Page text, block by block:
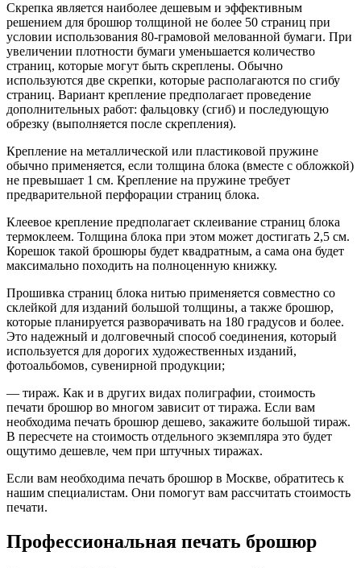
Скрепка является наиболее дешевым и эффективным
решением для брошюр толщиной не более 50 страниц при
условии использования 80-грамовой мелованной бумаги. При
увеличении плотности бумаги уменьшается количество
страниц, которые могут быть скреплены. Обычно
используются две скрепки, которые располагаются по сгибу
страниц. Вариант крепление предполагает проведение
дополнительных работ: фальцовку (сгиб) и последующую
обрезку (выполняется после скрепления).
Крепление на металлической или пластиковой пружине
обычно применяется, если толщина блока (вместе с обложкой)
не превышает 1 см. Крепление на пружине требует
предварительной перфорации страниц блока.
Клеевое крепление предполагает склеивание страниц блока
термоклеем. Толщина блока при этом может достигать 2,5 см.
Корешок такой брошюры будет квадратным, а сама она будет
максимально походить на полноценную книжку.
Прошивка страниц блока нитью применяется совместно со
склейкой для изданий большой толщины, а также брошюр,
которые планируется разворачивать на 180 градусов и более.
Это надежный и долговечный способ соединения, который
используется для дорогих художественных изданий,
фотоальбомов, сувенирной продукции;
— тираж. Как и в других видах полиграфии, стоимость
печати брошюр во многом зависит от тиража. Если вам
необходима печать брошюр дешево, закажите большой тираж.
В пересчете на стоимость отдельного экземпляра это будет
ощутимо дешевле, чем при штучных тиражах.
Если вам необходима печать брошюр в Москве, обратитесь к
нашим специалистам. Они помогут вам рассчитать стоимость
печати.
Профессиональная печать брошюр